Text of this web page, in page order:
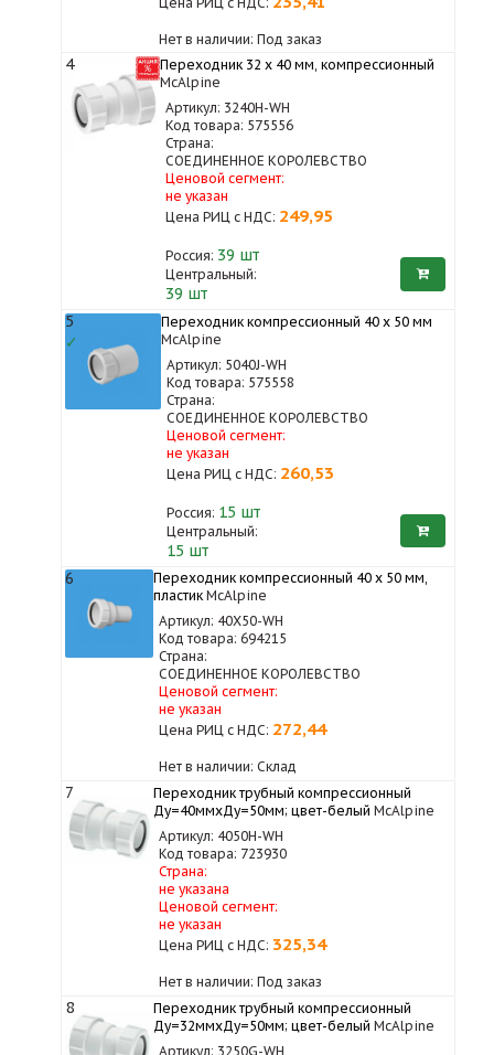
Нет в наличии: Под заказ
4
Переходник 32 х 40 мм, компрессионный
McAlpine
Артикул: 3240H-WH
Код товара: 575556
Страна:
СОЕДИНЕННОЕ КОРОЛЕВСТВО
Ценовой сегмент:
не указан
Цена РИЦ с НДС: 249,95
Россия: 39 шт
Центральный:
39 шт
5
✓
Переходник компрессионный 40 х 50 мм
McAlpine
Артикул: 5040J-WH
Код товара: 575558
Страна:
СОЕДИНЕННОЕ КОРОЛЕВСТВО
Ценовой сегмент:
не указан
Цена РИЦ с НДС: 260,53
Россия: 15 шт
Центральный:
15 шт
6
Переходник компрессионный 40 х 50 мм,
пластикMcAlpine
Артикул: 40X50-WH
Код товара: 694215
Страна:
СОЕДИНЕННОЕ КОРОЛЕВСТВО
Ценовой сегмент:
не указан
Цена РИЦ с НДС: 272,44
Нет в наличии: Склад
7
Переходник трубный компрессионный
Ду=40ммхДу=50мм; цвет-белый McAlpine
Артикул: 4050H-WH
Код товара: 723930
Страна:
не указана
Ценовой сегмент:
не указан
Цена РИЦ с НДС: 325,34
Нет в наличии: Под заказ
8
Переходник трубный компрессионный
Ду=32ммхДу=50мм; цвет-белый McAlpine
Артикул: 3250G-WH